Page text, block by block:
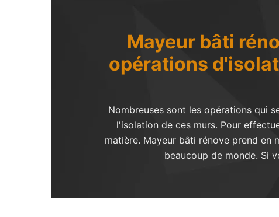
Mayeur bâti
opérations
Nombreuses sont les opérations qui
l'isolation de ces murs. Pour
matière. Mayeur bâti rénove prend en
beaucoup de monde. Si